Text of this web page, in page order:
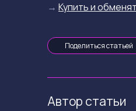
→ Купить и
Поделиться статьей
Автор статьи